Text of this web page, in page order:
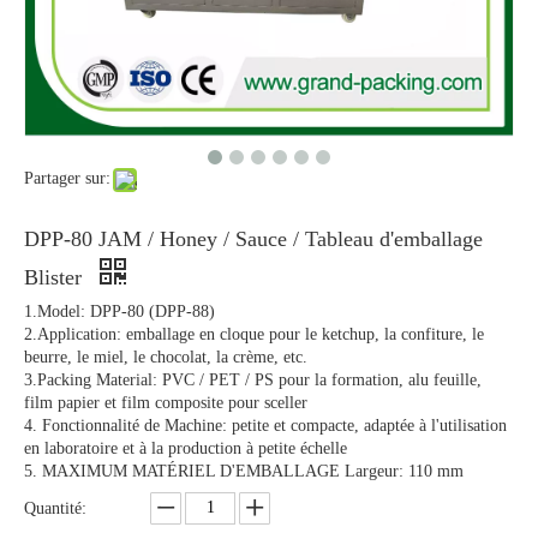
Partager sur:
DPP-80 JAM / Honey / Sauce / Tableau d'emballage
Blister
1.Model: DPP-80 (DPP-88)
2.Application: emballage en cloque pour le ketchup, la confiture, le
beurre, le miel, le chocolat, la crème, etc.
3.Packing Material: PVC / PET / PS pour la formation, alu feuille,
film papier et film composite pour sceller
4. Fonctionnalité de Machine: petite et compacte, adaptée à l'utilisation
en laboratoire et à la production à petite échelle
5. MAXIMUM MATÉRIEL D'EMBALLAGE Largeur: 110 mm
Quantité: